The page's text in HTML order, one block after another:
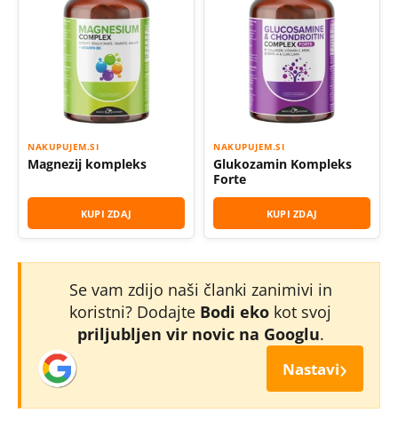
NAKUPUJEM.SI
Magnezij kompleks
KUPI ZDAJ
NAKUPUJEM.SI
Glukozamin Kompleks
Forte
KUPI ZDAJ
Se vam zdijo naši članki zanimivi in
koristni? Dodajte Bodi eko kot svoj
priljubljen vir novic na Googlu.
Nastavi›